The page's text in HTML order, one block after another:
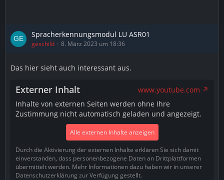
Spracherkennungsmodul LU ASR01
geschild 8. März 2023 um 18:36
Das hier sieht auch interessant aus.
Externer Inhalt
www.youtube.com
Inhalte von externen Seiten werden ohne Ihre
Zustimmung nicht automatisch geladen und angezeigt.
Alle externen Inhalte anzeigen
Durch die Aktivierung der externen Inhalte erklären Sie sich damit
einverstanden, dass personenbezogene Daten an Drittplattformen
übermittelt werden. Mehr Informationen dazu haben wir in unserer
Datenschutzerklärung zur Verfügung gestellt.